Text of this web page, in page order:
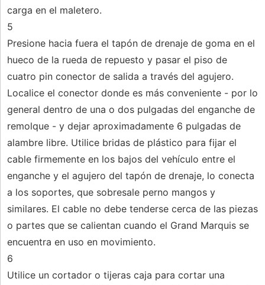
carga en el maletero.
5
Presione hacia fuera el tapón de drenaje de goma en el
hueco de la rueda de repuesto y pasar el piso de
cuatro pin conector de salida a través del agujero.
Localice el conector donde es más conveniente - por lo
general dentro de una o dos pulgadas del enganche de
remolque - y dejar aproximadamente 6 pulgadas de
alambre libre. Utilice bridas de plástico para fijar el
cable firmemente en los bajos del vehículo entre el
enganche y el agujero del tapón de drenaje, lo conecta
a los soportes, que sobresale perno mangos y
similares. El cable no debe tenderse cerca de las piezas
o partes que se calientan cuando el Grand Marquis se
encuentra en uso en movimiento.
6
Utilice un cortador o tijeras caja para cortar una